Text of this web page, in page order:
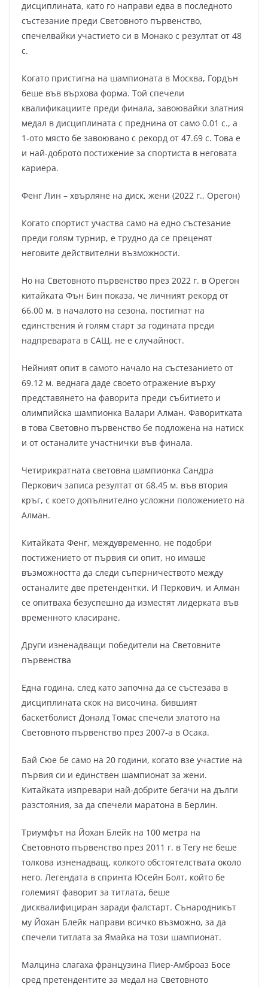
дисциплината, като го направи едва в последното
състезание преди Световното първенство,
спечелвайки участието си в Монако с резултат от 48
с.
Когато пристигна на шампионата в Москва, Гордън
беше във върхова форма. Той спечели
квалификациите преди финала, завоювайки златния
медал в дисциплината с преднина от само 0.01 с., а
1-ото място бе завоювано с рекорд от 47.69 с. Това е
и най-доброто постижение за спортиста в неговата
кариера.
Фенг Лин – хвърляне на диск, жени (2022 г., Орегон)
Когато спортист участва само на едно състезание
преди голям турнир, е трудно да се преценят
неговите действителни възможности.
Но на Световното първенство през 2022 г. в Орегон
китайката Фън Бин показа, че личният рекорд от
66.00 м. в началото на сезона, постигнат на
единствения ѝ голям старт за годината преди
надпреварата в САЩ, не е случайност.
Нейният опит в самото начало на състезанието от
69.12 м. веднага даде своето отражение върху
представянето на фаворита преди събитието и
олимпийска шампионка Валари Алман. Фаворитката
в това Световно първенство бе подложена на натиск
и от останалите участнички във финала.
Четирикратната световна шампионка Сандра
Перкович записа резултат от 68.45 м. във втория
кръг, с което допълнително усложни положението на
Алман.
Китайката Фенг, междувременно, не подобри
постижението от първия си опит, но имаше
възможността да следи съперничеството между
останалите две претендентки. И Перкович, и Алман
се опитваха безуспешно да изместят лидерката във
временното класиране.
Други изненадващи победители на Световните
първенства
Една година, след като започна да се състезава в
дисциплината скок на височина, бившият
баскетболист Доналд Томас спечели златото на
Световното първенство през 2007-а в Осака.
Бай Сюе бе само на 20 години, когато взе участие на
първия си и единствен шампионат за жени.
Китайката изпревари най-добрите бегачи на дълги
разстояния, за да спечели маратона в Берлин.
Триумфът на Йохан Блейк на 100 метра на
Световното първенство през 2011 г. в Тегу не беше
толкова изненадващ, колкото обстоятелствата около
него. Легендата в спринта Юсейн Болт, който бе
големият фаворит за титлата, беше
дисквалифициран заради фалстарт. Сънародникът
му Йохан Блейк направи всичко възможно, за да
спечели титлата за Ямайка на този шампионат.
Малцина слагаха французина Пиер-Амброаз Босе
сред претендентите за медал на Световното